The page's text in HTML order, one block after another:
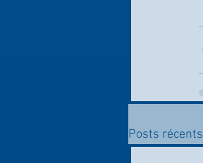
Posts récents